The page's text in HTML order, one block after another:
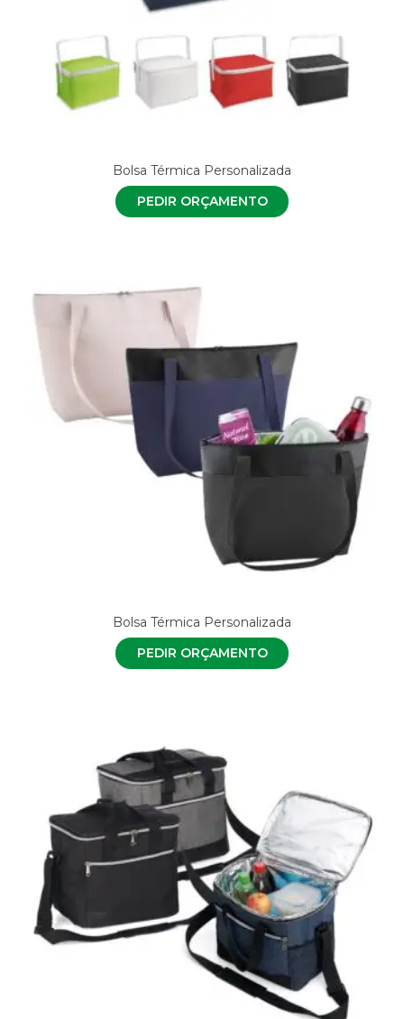
Bolsa Térmica Personalizada
PEDIR ORÇAMENTO
Bolsa Térmica Personalizada
PEDIR ORÇAMENTO